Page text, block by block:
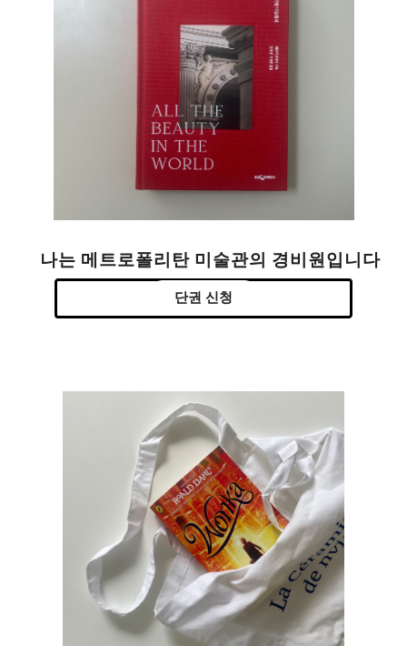
나는 메트로폴리탄 미술관의 경비원입니다
단권 신청